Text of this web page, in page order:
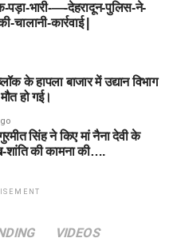
पड़ा-भारी-—-देहरादून-पुलिस-ने-
चालानी-कार्रवाई |
के हापला बाजार में उद्यान विभाग
हो गई।
सिंह ने किए मां नैना देवी के
शांति की कामना की….
VIDEOS